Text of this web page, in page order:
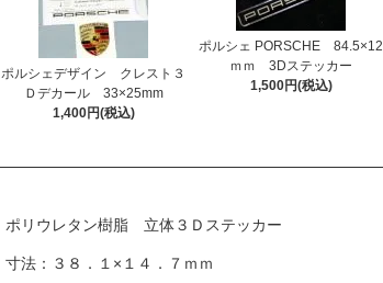
ポルシェデザイン クレスト３
Ｄデカール 33×25mm
1,400円(税込)
ポルシェ PORSCHE 84.5×12
ｍｍ 3Dステッカー
1,500円(税込)
ポリウレタン樹脂 立体３Ｄステッカー
寸法：３８．１×１４．７ｍｍ